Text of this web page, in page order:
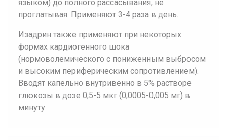
языком) до полного рассасывания, не
проглатывая. Применяют 3-4 раза в день.
Изадрин также применяют при некоторых
формах кардиогенного шока
(нормоволемического с пониженным выбросом
и высоким периферическим сопротивлением).
Вводят капельно внутривенно в 5% растворе
глюкозы в дозе 0,5-5 мкг (0,0005-0,005 мг) в
минуту.